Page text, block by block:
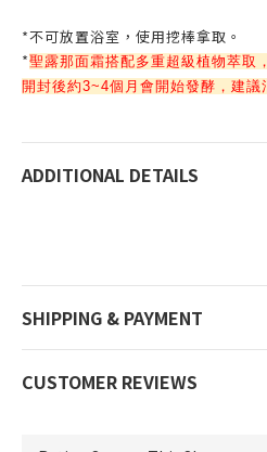
*不可放置浴室，使用挖棒拿取。
*聖露那面霜搭配多重超級植物萃取
開封後約3~4個月會開始發酵，建
ADDITIONAL DETAILS
SHIPPING & PAYMENT
CUSTOMER REVIEWS